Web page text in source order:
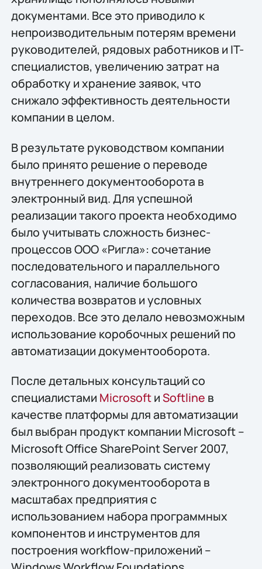
документами. Все это приводило к
непроизводительным потерям времени
руководителей, рядовых работников и IT-
специалистов, увеличению затрат на
обработку и хранение заявок, что
снижало эффективность деятельности
компании в целом.
В результате руководством компании
было принято решение о переводе
внутреннего документооборота в
электронный вид. Для успешной
реализации такого проекта необходимо
было учитывать сложность бизнес-
процессов ООО «Ригла»: сочетание
последовательного и параллельного
согласования, наличие большого
количества возвратов и условных
переходов. Все это делало невозможным
использование коробочных решений по
автоматизации документооборота.
После детальных консультаций со
специалистами MicrosoftиSoftline в
качестве платформы для автоматизации
был выбран продукт компании Microsoft –
Microsoft Office SharePoint Server 2007,
позволяющий реализовать систему
электронного документооборота в
масштабах предприятия с
использованием набора программных
компонентов и инструментов для
построения workflow-приложений –